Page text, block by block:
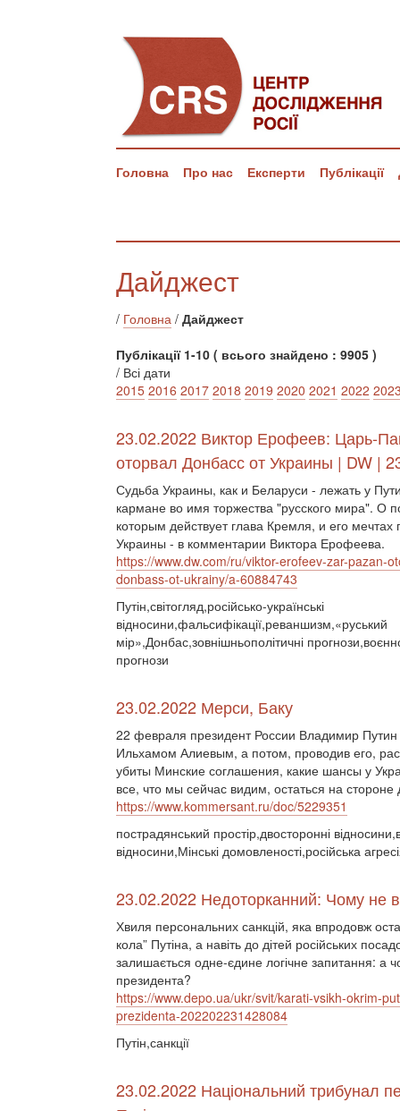
Головна Про нас Експерти Публікації
Дайджест
/ Головна / Дайджест
Публікації 1-10 ( всього знайдено : 9905 )
/ Всі дати
2015 2016 2017 2018 2019 2020 2021 2022
23.02.2022 Виктор Ерофеев: Царь-
оторвал Донбасс от Украины | DW |
Судьба Украины, как и Беларуси - лежать у
кармане во имя торжества "русского мира". О
которым действует глава Кремля, и его мечтах
Украины - в комментарии Виктора Ерофеева.
https://www.dw.com/ru/viktor-erofeev-zar-pazan-
donbass-ot-ukrainy/a-60884743
Путін,світогляд,російсько-українські
відносини,фальсифікації,реваншизм,«руський
мір»,Донбас,зовнішньополітичні
прогнози
23.02.2022 Мерси, Баку
22 февраля президент России Владимир
Ильхамом Алиевым, а потом, проводив его,
убиты Минские соглашения, какие шансы у
все, что мы сейчас видим, остаться на стороне
https://www.kommersant.ru/doc/5229351
пострадянський простір,двосторонні
відносини,Мінські домовленості,російська
23.02.2022 Недоторканний: Чому не
Хвиля персональних санкцій, яка впродовж
кола” Путіна, а навіть до дітей російських
залишається одне-єдине логічне запитання: а
президента?
https://www.depo.ua/ukr/svit/karati-vsikh-okrim-
prezidenta-202202231428084
Путін,санкції
23.02.2022 Національний трибунал